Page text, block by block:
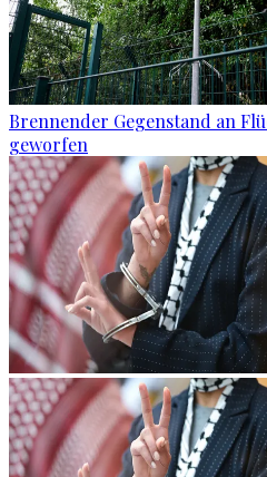
Brennender Gegenstand an
geworfen